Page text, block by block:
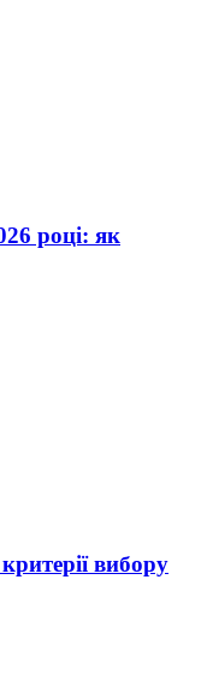
році: як
вибору